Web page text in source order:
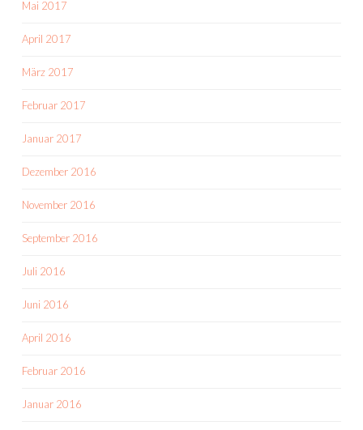
Mai 2017
April 2017
März 2017
Februar 2017
Januar 2017
Dezember 2016
November 2016
September 2016
Juli 2016
Juni 2016
April 2016
Februar 2016
Januar 2016